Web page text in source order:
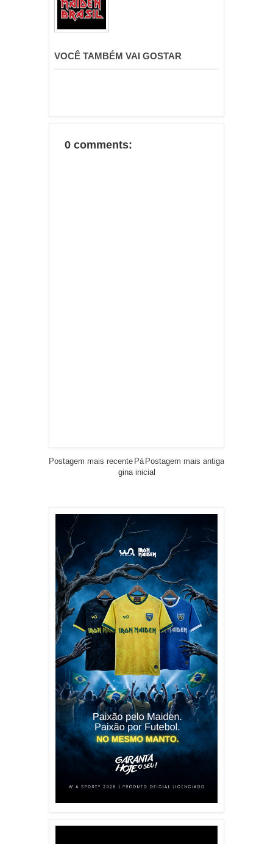
VOCÊ TAMBÉM VAI GOSTAR
0 comments:
Postagem mais recente Postagem mais antiga
Pá
gina inicial